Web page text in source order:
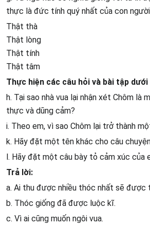
thực là đức tính quý nhất của con
Thật thà
Thật lòng
Thật tính
Thật tâm
Thực hiện các câu hỏi và bài tập dưới
h. Tại sao nhà vua lại nhận xét Chôm là
thực và dũng cảm?
i. Theo em, vì sao Chôm lại trở thành
k. Hãy đặt một tên khác cho câu
l. Hãy đặt một câu bày tỏ cảm xúc của
Trả lời:
a. Ai thu được nhiều thóc nhất sẽ được
b. Thóc giống đã được luộc kĩ.
c. Vì ai cũng muốn ngôi vua.